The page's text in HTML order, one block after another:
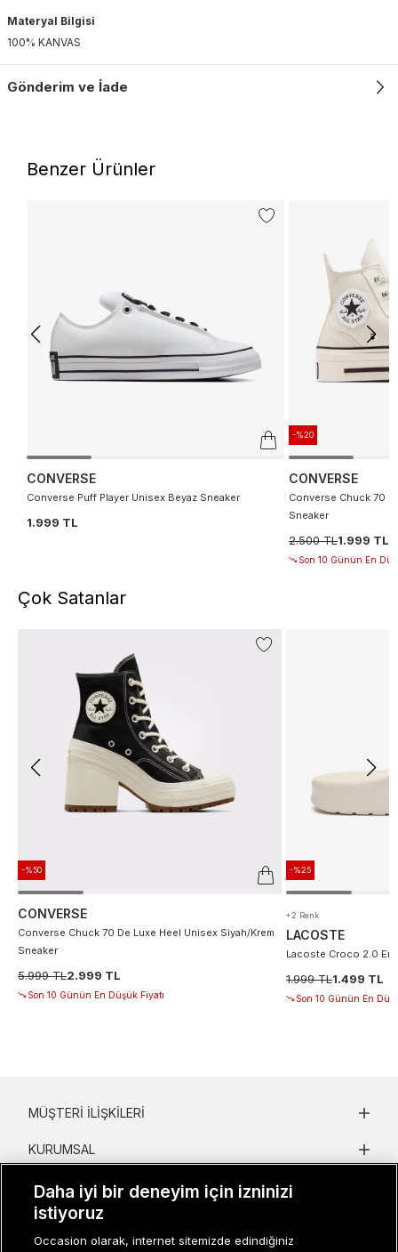
Materyal Bilgisi
100% KANVAS
Gönderim ve İade
Benzer Ürünler
CONVERSE
Converse Puff Player Unisex Beyaz Sneaker
1.999 TL
-%20
CONVERSE
Converse Chuck 70
Sneaker
2.500 TL1.999 TL
Son 10 Günün En
Çok Satanlar
-%50
CONVERSE
Converse Chuck 70 De Luxe Heel Unisex Siyah/Krem
Sneaker
5.999 TL2.999 TL
Son 10 Günün En Düşük Fiyatı
-%25
+2 Renk
LACOSTE
Lacoste Croco 2.0
1.999 TL1.499 TL
Son 10 Günün En
MÜŞTERI İLIŞKILERI
KURUMSAL
KADIN KATEGORILER
GRUP MARKALAR
Daha iyi bir deneyim için izninizi
istiyoruz
Occasion olarak, internet sitemizde edindiğiniz